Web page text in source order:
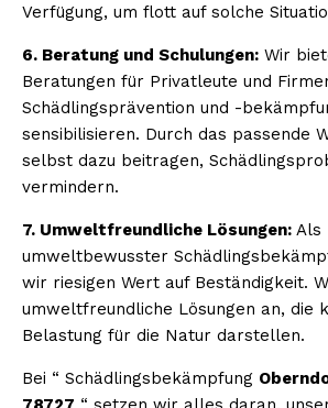
Verfügung, um flott auf solche
6. Beratung und Schulungen: Wir
Beratungen für Privatleute und
Schädlingsprävention und -
sensibilisieren. Durch das passende
selbst dazu beitragen,
vermindern.
7. Umweltfreundliche Lösungen: Als
umweltbewusster
wir riesigen Wert auf Beständigkeit.
umweltfreundliche Lösungen an, die
Belastung für die Natur darstellen.
Bei “ Schädlingsbekämpfung